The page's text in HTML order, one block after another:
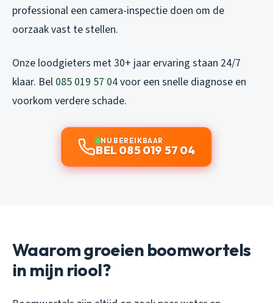
professional een camera-inspectie doen om de
oorzaak vast te stellen.
Onze loodgieters met 30+ jaar ervaring staan 24/7
klaar. Bel 085 019 57 04voor een snelle diagnose en
voorkom verdere schade.
NU BEREIKBAAR
BEL 085 019 57 04
Waarom groeien boomwortels
in mijn riool?